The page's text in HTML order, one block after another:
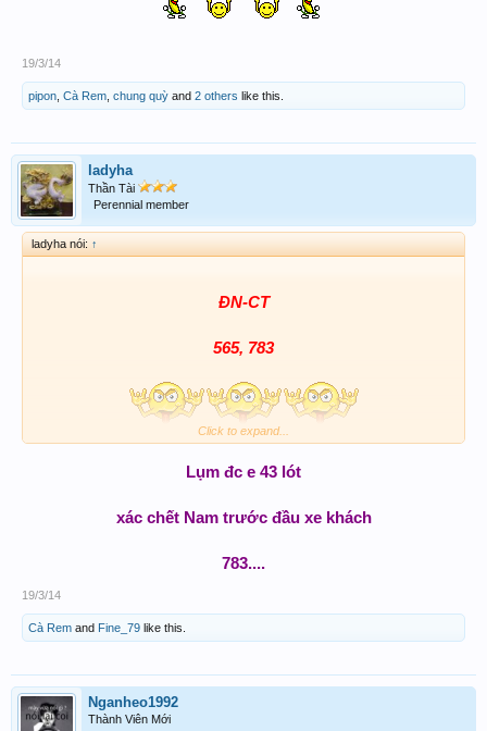
19/3/14
pipon Cà Rem chung quỳ and 2 others like this.
ladyha
Thần Tài
Perennial member
ladyha nói: ↑
ĐN-CT
565, 783
Click to expand...
Lụm đc e 43 lót
xác chết Nam trước đầu xe khách
783....
19/3/14
Cà Rem and Fine_79 like this.
Nganheo1992
Thành Viên Mới